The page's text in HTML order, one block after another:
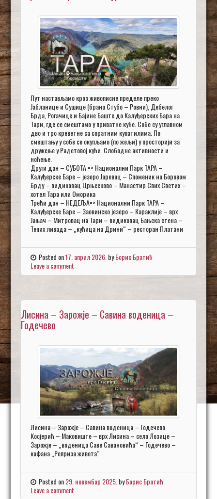
Пут настављамо кроз живописне пределе преко
Јабланице и Сушице (брана Стубо – Ровни), Дебелог
Брда, Рогачице и Бајине Баште до Калуђерских Бара на
Тари, где се смештамо у приватне куће. Собе су углавном
дво и тро креветне са спратним купатилима. По
смештању у собе се окупљамо (по жељи) у просторији за
дружење у Радетовој кући. Слободне активности и
ноћење.
Други дан – СУБОТА => Национални Парк ТАРА –
Калуђерске Баре – језеро Јаревац – Споменик на Боровом
брду – видиковац Црњесково – Манастир Свих Светих –
хотел Тара или Оморика
Трећи дан – НЕДЕЉА=> Национални Парк ТАРА –
Калуђерске Баре – Заовинско језеро – Караклије – врх
Јањач – Митровац на Тари – видиковац Бањска стена –
Тепих ливада – „кућица на Дрини“ – ресторан Платани
Posted on17. април 2026. byБорис Братић
Leave a comment
Лисина – Зарожје – Савина воденица –
Годечево
Лисина – Зарожје – Савина воденица – Годечево
Косјерић – Маковиште – врх Лисина – село Лозице –
Зарожје – „воденица Саве Савановића“ – Годечево –
кафана „Реприза живота“
Posted on29. новембар 2025. byБорис Братић
Leave a comment